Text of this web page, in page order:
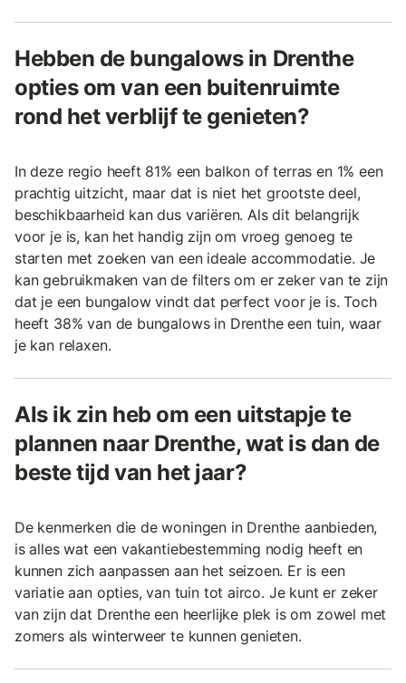
Hebben de bungalows in Drenthe
opties om van een buitenruimte
rond het verblijf te genieten?
In deze regio heeft 81% een balkon of terras en 1% een
prachtig uitzicht, maar dat is niet het grootste deel,
beschikbaarheid kan dus variëren. Als dit belangrijk
voor je is, kan het handig zijn om vroeg genoeg te
starten met zoeken van een ideale accommodatie. Je
kan gebruikmaken van de filters om er zeker van te zijn
dat je een bungalow vindt dat perfect voor je is. Toch
heeft 38% van de bungalows in Drenthe een tuin, waar
je kan relaxen.
Als ik zin heb om een uitstapje te
plannen naar Drenthe, wat is dan de
beste tijd van het jaar?
De kenmerken die de woningen in Drenthe aanbieden,
is alles wat een vakantiebestemming nodig heeft en
kunnen zich aanpassen aan het seizoen. Er is een
variatie aan opties, van tuin tot airco. Je kunt er zeker
van zijn dat Drenthe een heerlijke plek is om zowel met
zomers als winterweer te kunnen genieten.